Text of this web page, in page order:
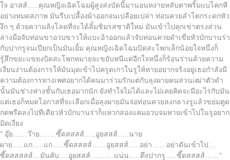
ใจ อาสส์…..คุณหญิงเฉิดโฉมผู้สูงส่งบัดนี้มานอนหงายหลับตาพริ้มแบโคกหี
อย่างหมดสภาพ มันรีบเปลื้องผ้าออกจนเปลือยเปล่า ท่อนควยลำโตกระดกหัว
งึก ๆ ด้วยความลิงโลดที่จะได้ลิ้มชิมรสชาติใหม่ มันเข้าไปคุกเข่าตรงส่วน
ล่างมือจับท่อนขาอวบขาวให้แบะอ้าออกแล้วจับท่อนควยดำเขี่ยหัวบักบานร่า
กับปากรูจนเปียกเป็นมันเยิ้ม คุณหญิงเฉิดโฉมบิดสะโพกเล็กน้อยใจหนึ่งก็
รู้สึกขยะแขยงบิดสะโพกหมายจะขยับหนีแต่อีกใจหนึ่งก็ร้อนร่านด้วยความ
เงี่ยนง่านต้องการให้มันมุดเข้าไปครูดเกาในรูให้หายอยากจริงอยู่เธอกำลังมี
ความต้องการทางเพศอยากได้คนมาร่วมรักแต่กับลุงผายคนสวนเฒ่าตัวดำ
นั้นมันช่างห่างชั้นกับเธอมากนัก ยังทำใจไม่ได้และไม่เคยคิดจะมีอะไรกับมัน
แต่เธอก็หมดโอกาสที่จะเลือกเมื่อลุงผายมันจ่อท่อนควยลงกลางรูแล้วขย่มตูด
กดพรืดลงไปทีเดียวหัวบักบานร่าก็แหวกสองแคมอวบจมหายเข้าไปในรูอยาก
มิดเงี่ยง
“ อุ๊ย……ว๊าย…….ซี๊ดสสสส์…..อูยสสส์…..นาย
ผาย…..แก…..แก…..ซี๊ดสสสส์……อูยสสส์…..อย่า……อย่าดันเข้าไป…
ซี๊ดสสสสส์…มันคับ….อูยสสส์……….แน่น…..ตึงปากรู…..ซี๊ดสสสส์……”